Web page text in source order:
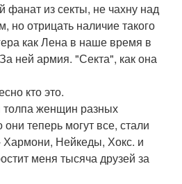
фанат из секты, не чахну над
но отрицать наличие такого
как Лена в наше время в
ней армия. "Секта", как она
кто это.
толпа женщин разных
теперь могут все, стали
Хармони, Нейкеды, Хокс. и
меня тысяча друзей за